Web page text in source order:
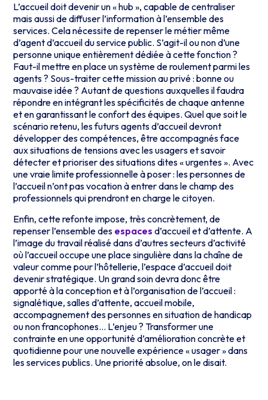
L’accueil doit devenir un « hub », capable de centraliser
mais aussi de diffuser l’information à l’ensemble des
services. Cela nécessite de repenser le métier même
d’agent d’accueil du service public. S’agit-il ou non d’une
personne unique entièrement dédiée à cette fonction ?
Faut-il mettre en place un système de roulement parmi les
agents ? Sous-traiter cette mission au privé : bonne ou
mauvaise idée ? Autant de questions auxquelles il faudra
répondre en intégrant les spécificités de chaque antenne
et en garantissant le confort des équipes. Quel que soit le
scénario retenu, les futurs agents d’accueil devront
développer des compétences, être accompagnés face
aux situations de tensions avec les usagers et savoir
détecter et prioriser des situations dites « urgentes ». Avec
une vraie limite professionnelle à poser : les personnes de
l’accueil n’ont pas vocation à entrer dans le champ des
professionnels qui prendront en charge le citoyen.
Enfin, cette refonte impose, très concrètement, de
repenser l’ensemble des espacesd’accueil et d’attente. A
l’image du travail réalisé dans d’autres secteurs d’activité
où l’accueil occupe une place singulière dans la chaîne de
valeur comme pour l’hôtellerie, l’espace d’accueil doit
devenir stratégique. Un grand soin devra donc être
apporté à la conception et à l’organisation de l’accueil :
signalétique, salles d’attente, accueil mobile,
accompagnement des personnes en situation de handicap
ou non francophones… L’enjeu ? Transformer une
contrainte en une opportunité d’améliorationconcrète et
quotidienne pour une nouvelle expérience « usager » dans
les services publics. Une priorité absolue, on le disait.